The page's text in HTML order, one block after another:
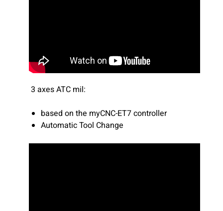
3 axes ATC mil:
based on the myCNC-ET7 controller
Automatic Tool Change